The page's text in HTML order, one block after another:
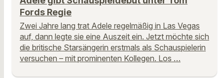
Fords Regie
Zwei Jahre lang trat Adele regelmäßig in Las Vegas
auf, dann legte sie eine Auszeit ein. Jetzt möchte sich
die britische Starsängerin erstmals als Schauspielerin
versuchen – mit prominenten Kollegen. Los …